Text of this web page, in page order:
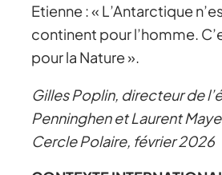
Etienne : « L’Antarctique
continent pour l’homme.
pour la Nature ».
Gilles Poplin, directeur de
Penninghen et Laurent
Cercle Polaire, février 2026